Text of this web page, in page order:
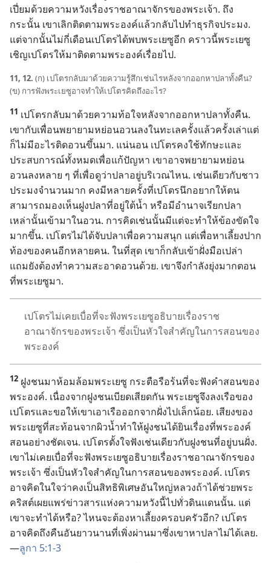
เปี่ยม​ด้วย​ความ​หวัง​เรื่อง​ราชอาณาจักร​ของ​พระเจ้า. ถึง​
กระนั้น เขา​เลิก​ติด​ตาม​พระองค์​แล้ว​กลับ​ไป​ทำ​ธุรกิจ​ประมง.
แต่​จาก​นั้น​ไม่​กี่​เดือน​เปโตร​ได้​พบ​พระ​เยซู​อีก คราว​นี้​พระ​เยซู​
เชิญ​เปโตร​ให้​มา​ติด​ตาม​พระองค์​เรื่อย​ไป.
11, 12. (ก) เปโตร​กลับ​มา​ด้วย​ความ​รู้สึก​เช่น​ไร​หลัง​จาก​ออก​หา​ปลา​ทั้ง​คืน?
(ข) การ​ฟัง​พระ​เยซู​อาจ​ทำ​ให้​เปโตร​คิด​ถึง​อะไร?
11 เปโตร​กลับ​มา​ด้วย​ความ​ท้อ​ใจ​หลัง​จาก​ออก​หา​ปลา​ทั้ง​คืน.
เขา​กับ​เพื่อน​พยายาม​หย่อน​อวน​ลง​ใน​ทะเล​ครั้ง​แล้ว​ครั้ง​เล่า​แต่​
ก็​ไม่​มี​อะไร​ติด​อวน​ขึ้น​มา. แน่นอน เปโตร​คง​ใช้​ทักษะ​และ​
ประสบการณ์​ทั้ง​หมด​เพื่อ​แก้​ปัญหา เขา​อาจ​พยายาม​หย่อน​
อวน​ลง​หลาย ๆ ที่​เพื่อ​ดู​ว่า​ปลา​อยู่​บริเวณ​ไหน. เช่น​เดียว​กับ​ชาว​
ประมง​จำนวน​มาก คง​มี​หลาย​ครั้ง​ที่​เปโตร​นึก​อยาก​ให้​ตน​
สามารถ​มอง​เห็น​ฝูง​ปลา​ที่​อยู่​ใต้​น้ำ หรือ​มี​อำนาจ​เรียก​ปลา​
เหล่า​นั้น​เข้า​มา​ใน​อวน. การ​คิด​เช่น​นั้น​มี​แต่​จะ​ทำ​ให้​ข้องขัดใจ​
มาก​ขึ้น. เปโตร​ไม่​ได้​จับ​ปลา​เพื่อ​ความ​สนุก แต่​เพื่อ​หา​เลี้ยง​ปาก​
ท้อง​ของ​คน​อีก​หลาย​คน. ใน​ที่​สุด เขา​ก็​กลับ​เข้า​ฝั่ง​มือ​เปล่า
แถม​ยัง​ต้อง​ทำ​ความ​สะอาด​อวน​ด้วย. เขา​จึง​กำลัง​ยุ่ง​มาก​ตอน​
ที่​พระ​เยซู​มา.
เปโตร​ไม่​เคย​เบื่อ​ที่​จะ​ฟัง​พระ​เยซู​อธิบาย​เรื่อง​ราช
อาณาจักร​ของ​พระเจ้า ซึ่ง​เป็น​หัวใจ​สำคัญ​ใน​การ​สอน​ของ​
พระองค์
12 ฝูง​ชน​มา​ห้อม​ล้อม​พระ​เยซู กระตือรือร้น​ที่​จะ​ฟัง​คำ​สอน​ของ​
พระองค์. เนื่อง​จาก​ฝูง​ชน​เบียด​เสียด​กัน พระ​เยซู​จึง​ลง​เรือ​ของ​
เปโตร​และ​ขอ​ให้​เขา​เอา​เรือ​ออก​จาก​ฝั่ง​ไป​เล็ก​น้อย. เสียง​ของ​
พระ​เยซู​ที่​สะท้อน​จาก​ผิว​น้ำ​ทำ​ให้​ฝูง​ชน​ได้​ยิน​เรื่อง​ที่​พระองค์​
สอน​อย่าง​ชัดเจน. เปโตร​ตั้งใจ​ฟัง​เช่น​เดียว​กับ​ฝูง​ชน​ที่​อยู่​บน​ฝั่ง.
เขา​ไม่​เคย​เบื่อ​ที่​จะ​ฟัง​พระ​เยซู​อธิบาย​เรื่อง​ราชอาณาจักร​ของ​
พระเจ้า ซึ่ง​เป็น​หัวใจ​สำคัญ​ใน​การ​สอน​ของ​พระองค์. เปโตร​
อาจ​คิด​ใน​ใจ​ว่า​คง​เป็น​สิทธิ​พิเศษ​อัน​ใหญ่​หลวง​ถ้า​ได้​ช่วย​พระ​
คริสต์​เผยแพร่​ข่าวสาร​แห่ง​ความ​หวัง​นี้​ไป​ทั่ว​ดินแดน​นั้น. แต่​
เขา​จะ​ทำ​ได้​หรือ? ไหน​จะ​ต้อง​หา​เลี้ยง​ครอบครัว​อีก? เปโตร​
อาจ​คิด​ถึง​คืน​อัน​ยาว​นาน​ที่​เพิ่ง​ผ่าน​มา​ซึ่ง​เขา​หา​ปลา​ไม่​ได้​เลย.
—ลูกา 5:1-3